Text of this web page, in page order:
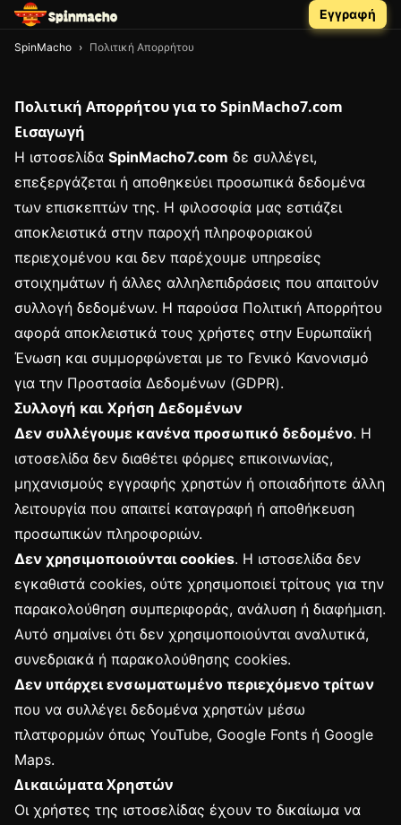
Εγγραφή
SpinMacho › Πολιτική Απορρήτου
Πολιτική Απορρήτου για το SpinMacho7.com
Εισαγωγή
Η ιστοσελίδα SpinMacho7.com δε συλλέγει,
επεξεργάζεται ή αποθηκεύει προσωπικά δεδομένα
των επισκεπτών της. Η φιλοσοφία μας εστιάζει
αποκλειστικά στην παροχή πληροφοριακού
περιεχομένου και δεν παρέχουμε υπηρεσίες
στοιχημάτων ή άλλες αλληλεπιδράσεις που απαιτούν
συλλογή δεδομένων. Η παρούσα Πολιτική Απορρήτου
αφορά αποκλειστικά τους χρήστες στην Ευρωπαϊκή
Ένωση και συμμορφώνεται με το Γενικό Κανονισμό
για την Προστασία Δεδομένων (GDPR).
Συλλογή και Χρήση Δεδομένων
Δεν συλλέγουμε κανένα προσωπικό δεδομένο. Η
ιστοσελίδα δεν διαθέτει φόρμες επικοινωνίας,
μηχανισμούς εγγραφής χρηστών ή οποιαδήποτε άλλη
λειτουργία που απαιτεί καταγραφή ή αποθήκευση
προσωπικών πληροφοριών.
Δεν χρησιμοποιούνται cookies. Η ιστοσελίδα δεν
εγκαθιστά cookies, ούτε χρησιμοποιεί τρίτους για την
παρακολούθηση συμπεριφοράς, ανάλυση ή διαφήμιση.
Αυτό σημαίνει ότι δεν χρησιμοποιούνται αναλυτικά,
συνεδριακά ή παρακολούθησης cookies.
Δεν υπάρχει ενσωματωμένο περιεχόμενο τρίτων
που να συλλέγει δεδομένα χρηστών μέσω
πλατφορμών όπως YouTube, Google Fonts ή Google
Maps.
Δικαιώματα Χρηστών
Οι χρήστες της ιστοσελίδας έχουν το δικαίωμα να